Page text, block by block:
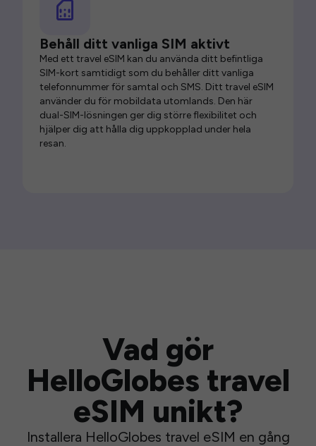
Behåll ditt vanliga SIM aktivt
Med ett travel eSIM kan du använda ditt befintliga
SIM-kort samtidigt som du behåller ditt vanliga
telefonnummer för samtal och SMS. Ditt travel eSIM
använder du för mobildata utomlands. Den här
dual-SIM-lösningen ger dig större flexibilitet och
hjälper dig att hålla dig uppkopplad under hela
resan.
Vad gör
HelloGlobes travel
eSIM unikt?
Installera HelloGlobes travel eSIM en gång